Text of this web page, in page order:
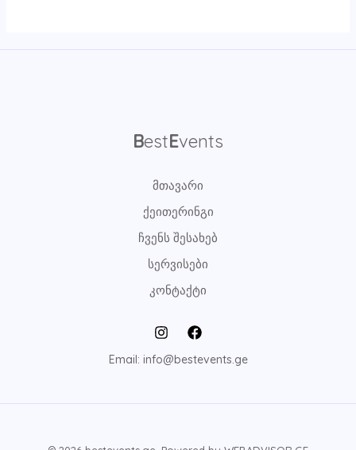
BestEvents
მთავარი
ქეითერინგი
ჩვენს შესახებ
სერვისები
კონტაქტი
Email: info@bestevents.ge